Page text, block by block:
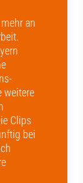
an
weitere
Clips
bei